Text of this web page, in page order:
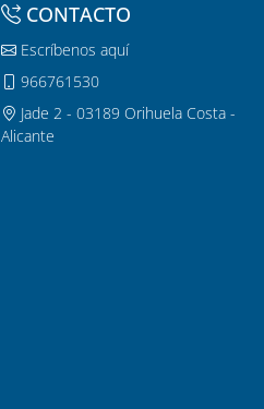
CONTACTO
Escríbenos aquí
966761530
Jade 2 - 03189 Orihuela Costa -
Alicante